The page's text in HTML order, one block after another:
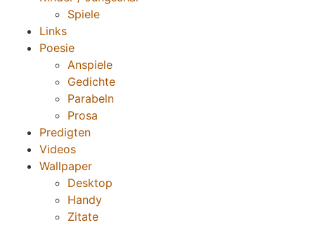
Spiele
Links
Poesie
Anspiele
Gedichte
Parabeln
Prosa
Predigten
Videos
Wallpaper
Desktop
Handy
Zitate